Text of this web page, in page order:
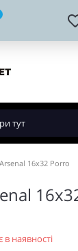
16х32 Porro
наявності